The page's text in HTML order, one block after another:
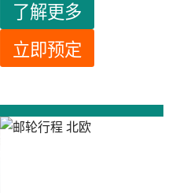
了解更多
立即预定